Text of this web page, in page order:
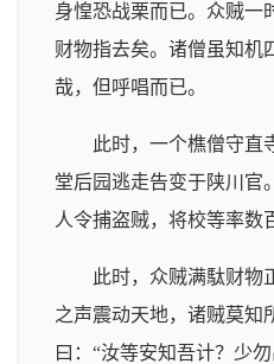
身惶恐战栗而已。众贼一
财物指去矣。诸僧虽知机
哉，但呼唱而已。
此时，一个樵僧守直
堂后园逃走告变于陕川官
人令捕盗贼，将校等率数
此时，众贼满駄财物
之声震动天地，诸贼莫知
曰：“汝等安知吾计？少